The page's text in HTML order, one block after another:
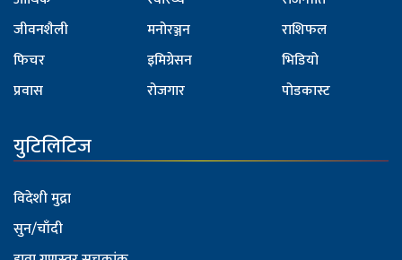
जीवनशैली
फिचर
प्रवास
मनोरञ्जन
इमिग्रेसन
रोजगार
राशिफल
भिडियो
पोडकास्ट
युटिलिटिज
विदेशी मुद्रा
सुन/चाँदी